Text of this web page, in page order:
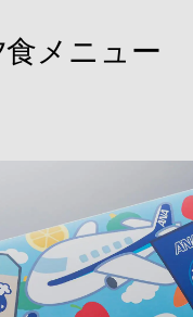
メニュー